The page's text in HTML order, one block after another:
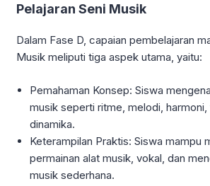
Pelajaran Seni Musik
Dalam Fase D, capaian pembelajaran
Musik meliputi tiga aspek utama, yaitu:
Pemahaman Konsep: Siswa
musik seperti ritme, melodi,
dinamika.
Keterampilan Praktis: Siswa mampu
permainan alat musik, vokal, dan
musik sederhana.